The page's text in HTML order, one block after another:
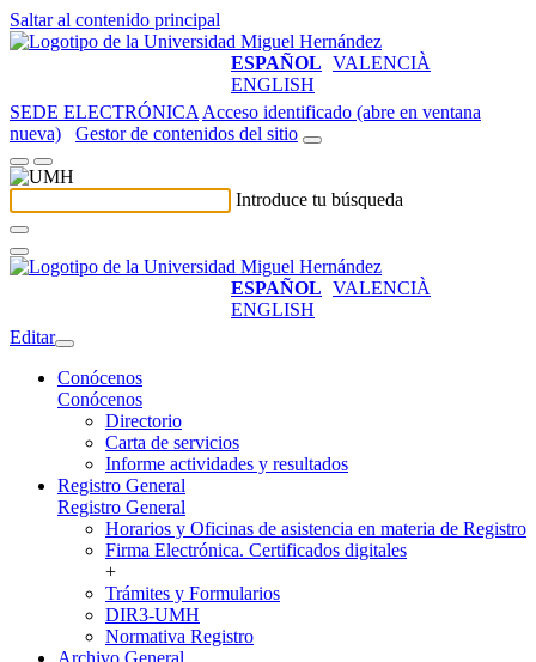
Saltar al contenido principal
ESPAÑOL VALENCIÀ
ENGLISH
SEDE ELECTRÓNICA Acceso identificado (abre en ventana
nueva)
Gestor de contenidos del sitio
Introduce tu búsqueda
ESPAÑOL VALENCIÀ
ENGLISH
Editar
Conócenos
Conócenos
Directorio
Carta de servicios
Informe actividades y resultados
Registro General
Registro General
Horarios y Oficinas de asistencia en materia de Registro
Firma Electrónica. Certificados digitales
+
Trámites y Formularios
DIR3-UMH
Normativa Registro
Archivo General